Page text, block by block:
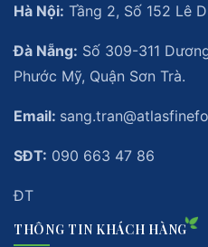
Hà Nội: Tầng 2, Số 152 Lê
Đà Nẵng: Số 309-311
Phước Mỹ, Quận Sơn Trà.
Email:
SĐT: 090 663 47 86
ĐT
THÔNG TIN KHÁCH HÀNG